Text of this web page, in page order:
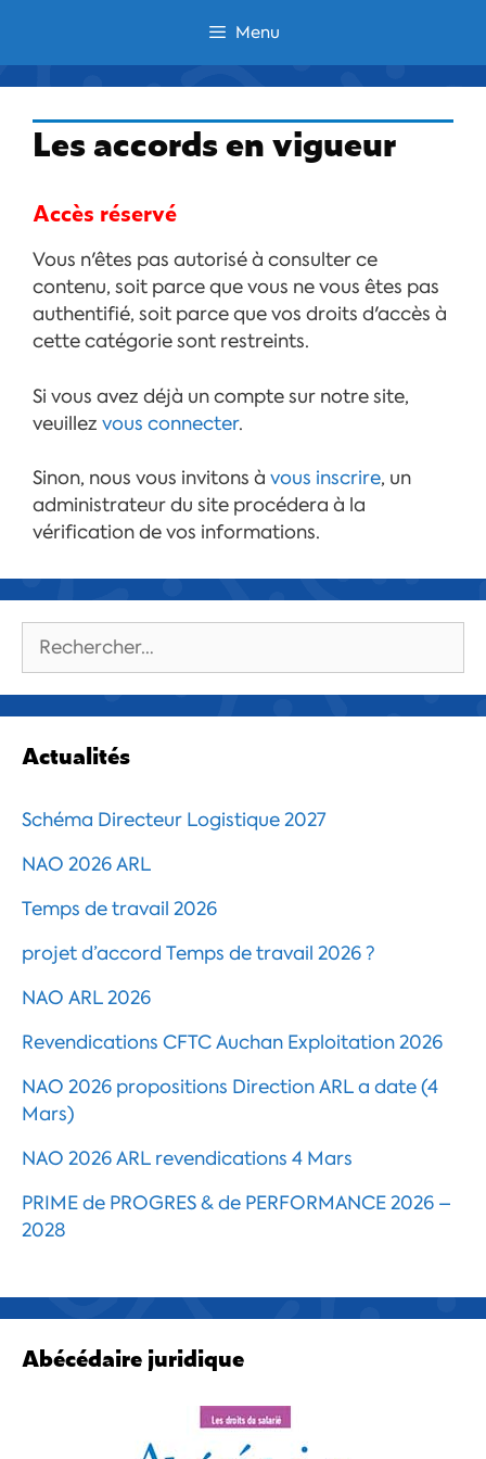
contenu
Menu
Les accords en vigueur
Accès réservé
Vous n'êtes pas autorisé à consulter ce
contenu, soit parce que vous ne vous êtes pas
authentifié, soit parce que vos droits d'accès à
cette catégorie sont restreints.
Si vous avez déjà un compte sur notre site,
veuillez vous connecter.
Sinon, nous vous invitons à vous inscrire, un
administrateur du site procédera à la
vérification de vos informations.
Rechercher :
Actualités
Schéma Directeur Logistique 2027
NAO 2026 ARL
Temps de travail 2026
projet d’accord Temps de travail 2026 ?
NAO ARL 2026
Revendications CFTC Auchan Exploitation 2026
NAO 2026 propositions Direction ARL a date (4
Mars)
NAO 2026 ARL revendications 4 Mars
PRIME de PROGRES & de PERFORMANCE 2026 –
2028
Abécédaire juridique